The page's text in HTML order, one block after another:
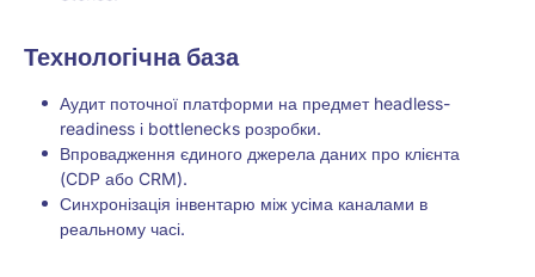
Технологічна база
Аудит поточної платформи на предмет headless-
readiness і bottlenecks розробки.
Впровадження єдиного джерела даних про клієнта
(CDP або CRM).
Синхронізація інвентарю між усіма каналами в
реальному часі.